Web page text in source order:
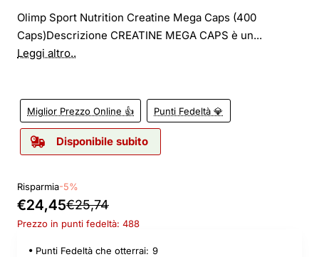
Olimp Sport Nutrition Creatine Mega Caps (400
Caps)Descrizione CREATINE MEGA CAPS è un...
Leggi altro..
Miglior Prezzo Online 👍 Punti Fedeltà 💎
Disponibile subito
Risparmia-5%
€24,45€25,74
Prezzo in punti fedeltà: 488
Punti Fedeltà che otterrai: 9